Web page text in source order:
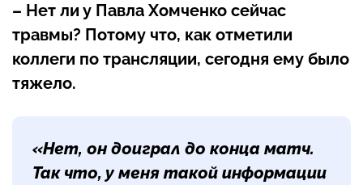
– Нет ли у Павла Хомченко сейчас
травмы? Потому что, как отметили
коллеги по трансляции, сегодня ему было
тяжело.
«Нет, он доиграл до конца матч.
Так что, у меня такой информации